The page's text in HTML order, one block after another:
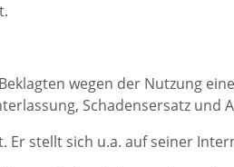
wegen der Nutzung
Schadensersatz und
Er stellt sich u.a. auf seiner